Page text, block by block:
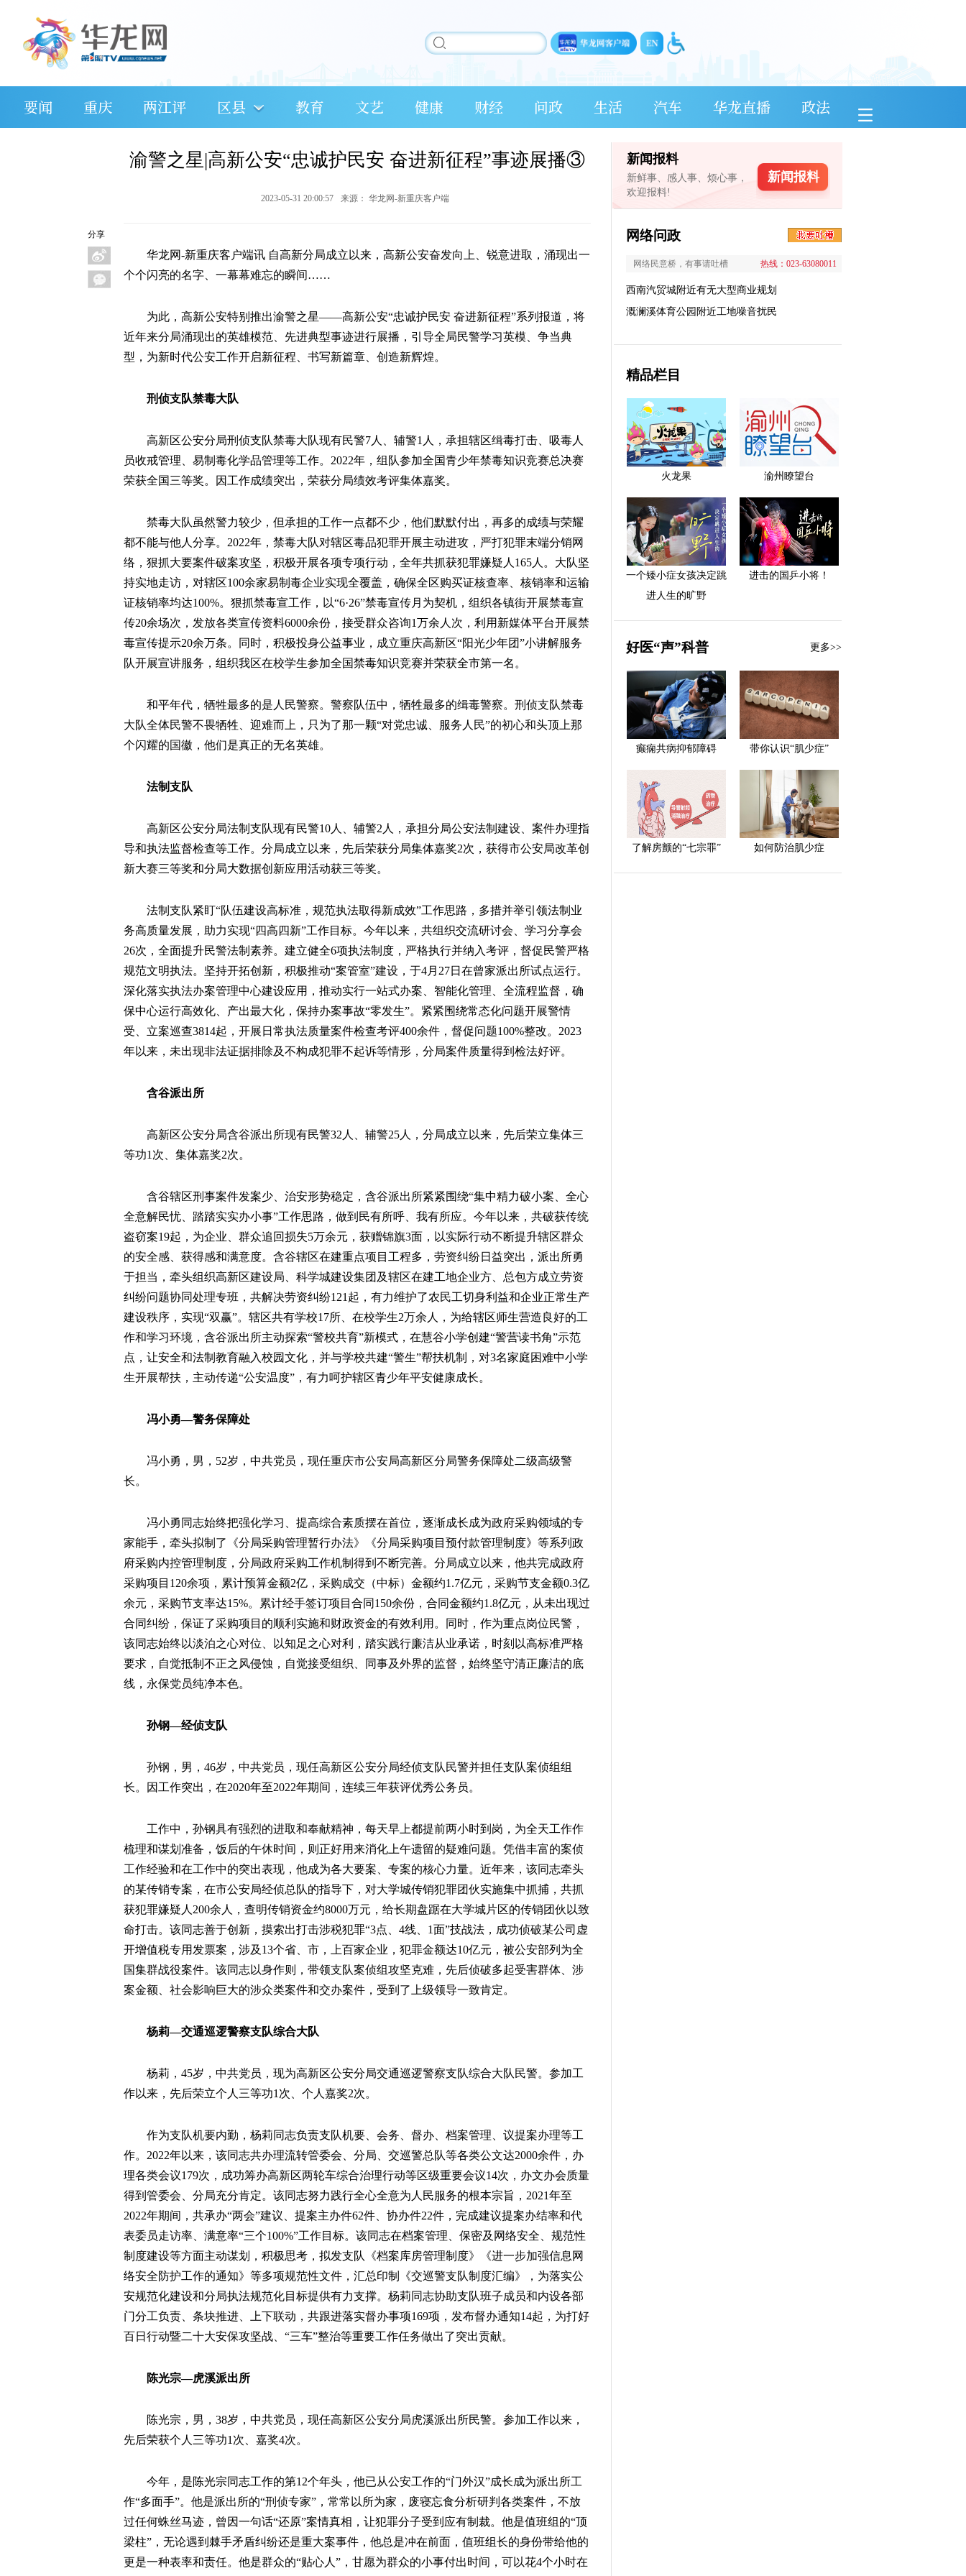
要闻 重庆 两江评 区县 教育 文艺 健康 财经 问政 生活 汽车 华龙直播 政法
分享
渝警之星|高新公安“忠诚护民安 奋进新征程”事迹展播③
2023-05-31 20:00:57 来源： 华龙网-新重庆客户端
华龙网-新重庆客户端讯 自高新分局成立以来，高新公安奋发向上、锐意进取，涌现出一
个个闪亮的名字、一幕幕难忘的瞬间……
为此，高新公安特别推出渝警之星——高新公安“忠诚护民安 奋进新征程”系列报道，将
近年来分局涌现出的英雄模范、先进典型事迹进行展播，引导全局民警学习英模、争当典
型，为新时代公安工作开启新征程、书写新篇章、创造新辉煌。
刑侦支队禁毒大队
高新区公安分局刑侦支队禁毒大队现有民警7人、辅警1人，承担辖区缉毒打击、吸毒人
员收戒管理、易制毒化学品管理等工作。2022年，组队参加全国青少年禁毒知识竞赛总决赛
荣获全国三等奖。因工作成绩突出，荣获分局绩效考评集体嘉奖。
禁毒大队虽然警力较少，但承担的工作一点都不少，他们默默付出，再多的成绩与荣耀
都不能与他人分享。2022年，禁毒大队对辖区毒品犯罪开展主动进攻，严打犯罪末端分销网
络，狠抓大要案件破案攻坚，积极开展各项专项行动，全年共抓获犯罪嫌疑人165人。大队坚
持实地走访，对辖区100余家易制毒企业实现全覆盖，确保全区购买证核查率、核销率和运输
证核销率均达100%。狠抓禁毒宣工作，以“6·26”禁毒宣传月为契机，组织各镇街开展禁毒宣
传20余场次，发放各类宣传资料6000余份，接受群众咨询1万余人次，利用新媒体平台开展禁
毒宣传提示20余万条。同时，积极投身公益事业，成立重庆高新区“阳光少年团”小讲解服务
队开展宣讲服务，组织我区在校学生参加全国禁毒知识竞赛并荣获全市第一名。
和平年代，牺牲最多的是人民警察。警察队伍中，牺牲最多的缉毒警察。刑侦支队禁毒
大队全体民警不畏牺牲、迎难而上，只为了那一颗“对党忠诚、服务人民”的初心和头顶上那
个闪耀的国徽，他们是真正的无名英雄。
法制支队
高新区公安分局法制支队现有民警10人、辅警2人，承担分局公安法制建设、案件办理指
导和执法监督检查等工作。分局成立以来，先后荣获分局集体嘉奖2次，获得市公安局改革创
新大赛三等奖和分局大数据创新应用活动获三等奖。
法制支队紧盯“队伍建设高标准，规范执法取得新成效”工作思路，多措并举引领法制业
务高质量发展，助力实现“四高四新”工作目标。今年以来，共组织交流研讨会、学习分享会
26次，全面提升民警法制素养。建立健全6项执法制度，严格执行并纳入考评，督促民警严格
规范文明执法。坚持开拓创新，积极推动“案管室”建设，于4月27日在曾家派出所试点运行。
深化落实执法办案管理中心建设应用，推动实行一站式办案、智能化管理、全流程监督，确
保中心运行高效化、产出最大化，保持办案事故“零发生”。紧紧围绕常态化问题开展警情
受、立案巡查3814起，开展日常执法质量案件检查考评400余件，督促问题100%整改。2023
年以来，未出现非法证据排除及不构成犯罪不起诉等情形，分局案件质量得到检法好评。
含谷派出所
高新区公安分局含谷派出所现有民警32人、辅警25人，分局成立以来，先后荣立集体三
等功1次、集体嘉奖2次。
含谷辖区刑事案件发案少、治安形势稳定，含谷派出所紧紧围绕“集中精力破小案、全心
全意解民忧、踏踏实实办小事”工作思路，做到民有所呼、我有所应。今年以来，共破获传统
盗窃案19起，为企业、群众追回损失5万余元，获赠锦旗3面，以实际行动不断提升辖区群众
的安全感、获得感和满意度。含谷辖区在建重点项目工程多，劳资纠纷日益突出，派出所勇
于担当，牵头组织高新区建设局、科学城建设集团及辖区在建工地企业方、总包方成立劳资
纠纷问题协同处理专班，共解决劳资纠纷121起，有力维护了农民工切身利益和企业正常生产
建设秩序，实现“双赢”。辖区共有学校17所、在校学生2万余人，为给辖区师生营造良好的工
作和学习环境，含谷派出所主动探索“警校共育”新模式，在慧谷小学创建“警营读书角”示范
点，让安全和法制教育融入校园文化，并与学校共建“警生”帮扶机制，对3名家庭困难中小学
生开展帮扶，主动传递“公安温度”，有力呵护辖区青少年平安健康成长。
冯小勇—警务保障处
冯小勇，男，52岁，中共党员，现任重庆市公安局高新区分局警务保障处二级高级警
长。
冯小勇同志始终把强化学习、提高综合素质摆在首位，逐渐成长成为政府采购领域的专
家能手，牵头拟制了《分局采购管理暂行办法》《分局采购项目预付款管理制度》等系列政
府采购内控管理制度，分局政府采购工作机制得到不断完善。分局成立以来，他共完成政府
采购项目120余项，累计预算金额2亿，采购成交（中标）金额约1.7亿元，采购节支金额0.3亿
余元，采购节支率达15%。累计经手签订项目合同150余份，合同金额约1.8亿元，从未出现过
合同纠纷，保证了采购项目的顺利实施和财政资金的有效利用。同时，作为重点岗位民警，
该同志始终以淡泊之心对位、以知足之心对利，踏实践行廉洁从业承诺，时刻以高标准严格
要求，自觉抵制不正之风侵蚀，自觉接受组织、同事及外界的监督，始终坚守清正廉洁的底
线，永保党员纯净本色。
孙钢—经侦支队
孙钢，男，46岁，中共党员，现任高新区公安分局经侦支队民警并担任支队案侦组组
长。因工作突出，在2020年至2022年期间，连续三年获评优秀公务员。
工作中，孙钢具有强烈的进取和奉献精神，每天早上都提前两小时到岗，为全天工作作
梳理和谋划准备，饭后的午休时间，则正好用来消化上午遗留的疑难问题。凭借丰富的案侦
工作经验和在工作中的突出表现，他成为各大要案、专案的核心力量。近年来，该同志牵头
的某传销专案，在市公安局经侦总队的指导下，对大学城传销犯罪团伙实施集中抓捕，共抓
获犯罪嫌疑人200余人，查明传销资金约8000万元，给长期盘踞在大学城片区的传销团伙以致
命打击。该同志善于创新，摸索出打击涉税犯罪“3点、4线、1面”技战法，成功侦破某公司虚
开增值税专用发票案，涉及13个省、市，上百家企业，犯罪金额达10亿元，被公安部列为全
国集群战役案件。该同志以身作则，带领支队案侦组攻坚克难，先后侦破多起受害群体、涉
案金额、社会影响巨大的涉众类案件和交办案件，受到了上级领导一致肯定。
杨莉—交通巡逻警察支队综合大队
杨莉，45岁，中共党员，现为高新区公安分局交通巡逻警察支队综合大队民警。参加工
作以来，先后荣立个人三等功1次、个人嘉奖2次。
作为支队机要内勤，杨莉同志负责支队机要、会务、督办、档案管理、议提案办理等工
作。2022年以来，该同志共办理流转管委会、分局、交巡警总队等各类公文达2000余件，办
理各类会议179次，成功筹办高新区两轮车综合治理行动等区级重要会议14次，办文办会质量
得到管委会、分局充分肯定。该同志努力践行全心全意为人民服务的根本宗旨，2021年至
2022年期间，共承办“两会”建议、提案主办件62件、协办件22件，完成建议提案办结率和代
表委员走访率、满意率“三个100%”工作目标。该同志在档案管理、保密及网络安全、规范性
制度建设等方面主动谋划，积极思考，拟发支队《档案库房管理制度》《进一步加强信息网
络安全防护工作的通知》等多项规范性文件，汇总印制《交巡警支队制度汇编》，为落实公
安规范化建设和分局执法规范化目标提供有力支撑。杨莉同志协助支队班子成员和内设各部
门分工负责、条块推进、上下联动，共跟进落实督办事项169项，发布督办通知14起，为打好
百日行动暨二十大安保攻坚战、“三车”整治等重要工作任务做出了突出贡献。
陈光宗—虎溪派出所
陈光宗，男，38岁，中共党员，现任高新区公安分局虎溪派出所民警。参加工作以来，
先后荣获个人三等功1次、嘉奖4次。
今年，是陈光宗同志工作的第12个年头，他已从公安工作的“门外汉”成长成为派出所工
作“多面手”。他是派出所的“刑侦专家”，常常以所为家，废寝忘食分析研判各类案件，不放
过任何蛛丝马迹，曾因一句话“还原”案情真相，让犯罪分子受到应有制裁。他是值班组的“顶
梁柱”，无论遇到棘手矛盾纠纷还是重大案事件，他总是冲在前面，值班组长的身份带给他的
更是一种表率和责任。他是群众的“贴心人”，甘愿为群众的小事付出时间，可以花4个小时在
新闻报料
新鲜事、感人事、烦心事，
欢迎报料!
新闻报料
网络问政
网络民意桥，有事请吐槽 热线：023-63080011
西南汽贸城附近有无大型商业规划
溉澜溪体育公园附近工地噪音扰民
精品栏目
火龙果 渝州瞭望台
一个矮小症女孩决定跳
进人生的旷野
进击的国乒小将！
好医“声”科普 更多>>
癫痫共病抑郁障碍 带你认识“肌少症”
了解房颤的“七宗罪” 如何防治肌少症